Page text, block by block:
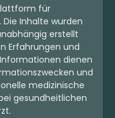
für
Inhalte wurden
erstellt
Erfahrungen und
dienen
und
medizinische
gesundheitlichen